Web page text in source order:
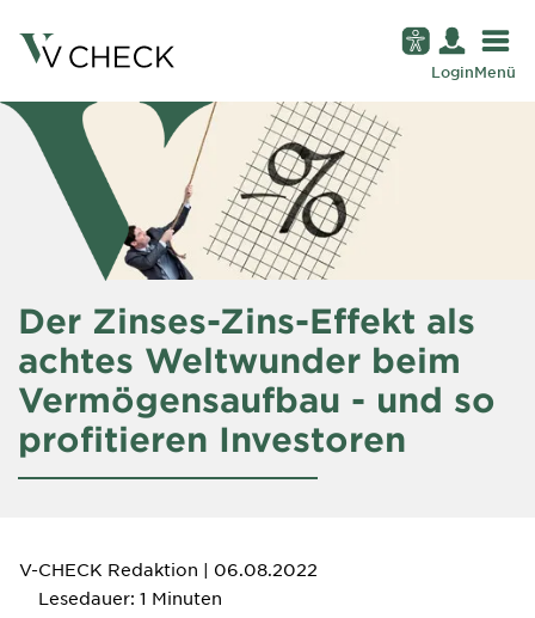
LoginMenü
Der Zinses-Zins-Effekt als
achtes Weltwunder beim
Vermögensaufbau - und so
profitieren Investoren
V-CHECK Redaktion | 06.08.2022
Lesedauer: 1 Minuten